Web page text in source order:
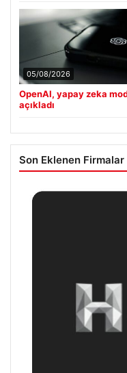
05/08/2026
OpenAI, yapay zeka
açıkladı
Son Eklenen Firmalar